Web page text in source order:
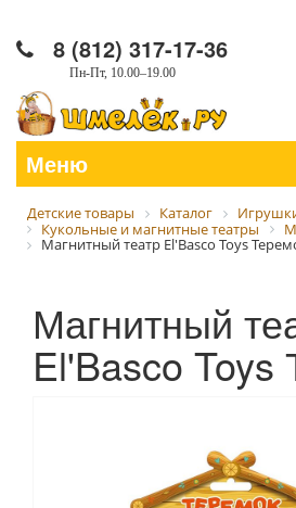
8 (812) 317-17-36
Пн-Пт, 10.00–19.00
Меню
Детские товары Каталог
Кукольные и магнитные театры
Магнитный театр El'Basco Toys
Магнитный
El'Basco Toys